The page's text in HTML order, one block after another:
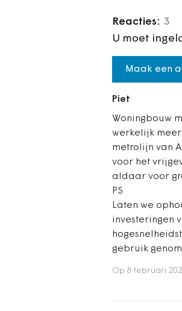
Reacties: 3
U moet
Maak een
Piet
Woningbouw
werkelijk meer
metrolijn van
voor het
aldaar voor
PS
Laten we
investeringen
gebruik
Op 8 februari